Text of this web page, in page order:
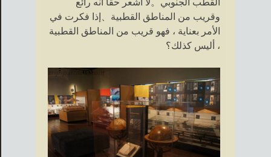
القطب الجنوبي。لا أشعر حقًا أنه رائع
وقريب من المناطق القطبية、إذا فكرت في
الأمر بعناية ، فهو قريب من المناطق القطبية
، أليس كذلك؟